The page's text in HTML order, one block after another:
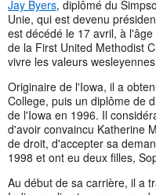
Jay Byers, diplômé du
Unie, qui est devenu
est décédé le 17 avril, à
de la First United Methodist
vivre les valeurs
Originaire de l'Iowa, il a
College, puis un diplôme de
de l'Iowa en 1996. Il
d'avoir convaincu Katherine
de droit, d'accepter sa
1998 et ont eu deux filles,
Au début de sa carrière, il a